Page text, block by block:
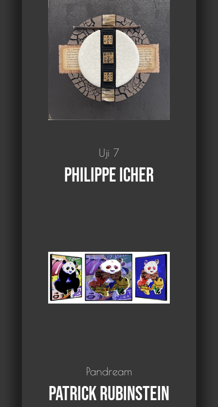
Uji 7
Philippe Icher
Pandream
Patrick Rubinstein